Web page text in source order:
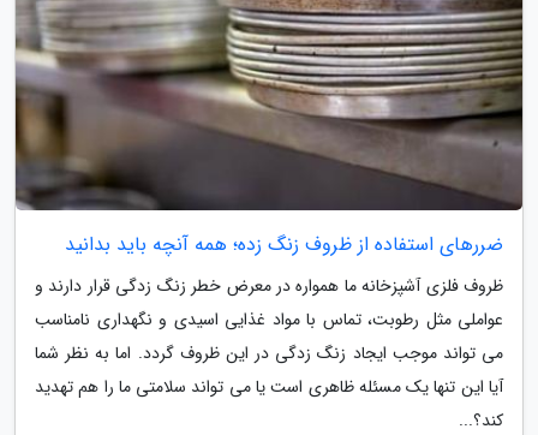
ضررهای استفاده از ظروف زنگ زده؛ همه آنچه باید بدانید
ظروف فلزی آشپزخانه ما همواره در معرض خطر زنگ زدگی قرار دارند و
عواملی مثل رطوبت، تماس با مواد غذایی اسیدی و نگهداری نامناسب
می تواند موجب ایجاد زنگ زدگی در این ظروف گردد. اما به نظر شما
آیا این تنها یک مسئله ظاهری است یا می تواند سلامتی ما را هم تهدید
کند؟...